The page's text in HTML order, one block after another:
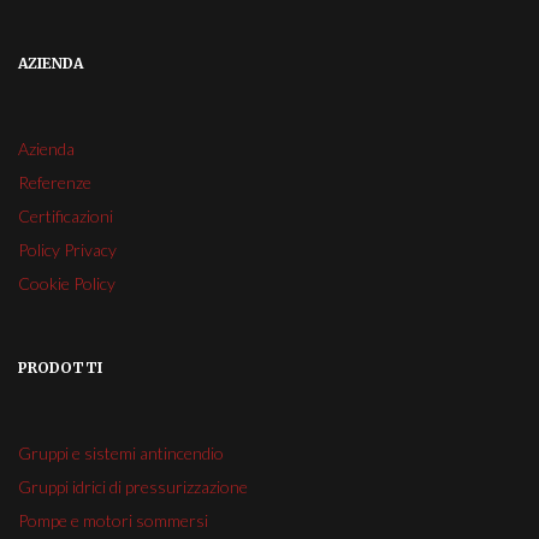
AZIENDA
Azienda
Referenze
Certificazioni
Policy Privacy
Cookie Policy
PRODOTTI
Gruppi e sistemi antincendio
Gruppi idrici di pressurizzazione
Pompe e motori sommersi